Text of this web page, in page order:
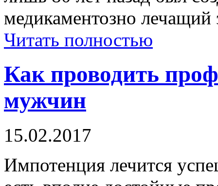
медикаментозно
Читать полностью
Как проводить
мужчин
15.02.2017
Импотенция лечится